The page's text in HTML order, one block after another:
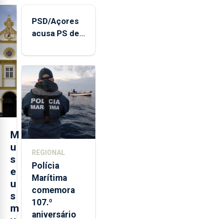
M
u
s
e
u
s
m
PSD/Açores
acusa PS de
contraditória"
sobre
evolução
turística
REGIONAL
Polícia
Marítima
comemora
107.º
aniversário